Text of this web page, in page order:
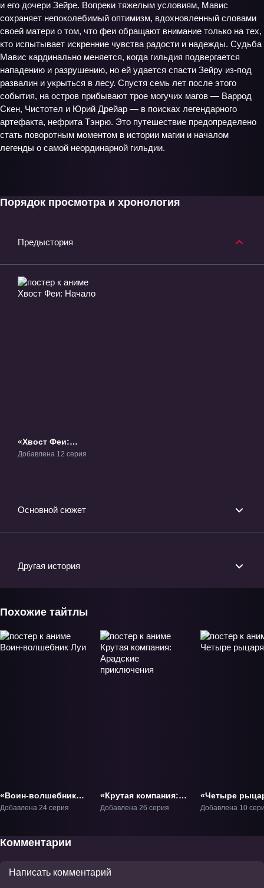
и его дочери Зейре. Вопреки тяжелым условиям, Мавис
сохраняет непоколебимый оптимизм, вдохновленный словами
своей матери о том, что феи обращают внимание только на тех,
кто испытывает искренние чувства радости и надежды. Судьба
Мавис кардинально меняется, когда гильдия подвергается
нападению и разрушению, но ей удается спасти Зейру из-под
развалин и укрыться в лесу. Спустя семь лет после этого
события, на остров прибывают трое могучих магов — Варрод
Скен, Чистотел и Юрий Дрейар — в поисках легендарного
артефакта, нефрита Тэнрю. Это путешествие предопределено
стать поворотным моментом в истории магии и началом
легенды о самой неординарной гильдии.
Порядок просмотра и хронология
Предыстория
«Хвост Феи:
Начало» ТВ-1
Добавлена 12 серия
Основной сюжет
Другая история
Похожие тайтлы
«Воин-волшебник
Луи» ТВ-1
Добавлена 24 серия
«Крутая компания:
Арадские
Добавлена 26 серия
«Четыре
ТВ-1
Добавлена 10
Комментарии